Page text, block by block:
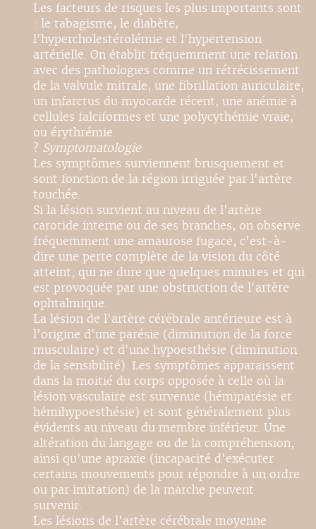
Les facteurs de risques les plus importants sont
: le tabagisme, le diabète,
l'hypercholestérolémie et l'hypertension
artérielle. On établit fréquemment une relation
avec des pathologies comme un rétrécissement
de la valvule mitrale, une fibrillation auriculaire,
un infarctus du myocarde récent, une anémie à
cellules falciformes et une polycythémie vraie,
ou érythrémie.
? Symptomatologie
Les symptômes surviennent brusquement et
sont fonction de la région irriguée par l'artère
touchée.
Si la lésion survient au niveau de l'artère
carotide interne ou de ses branches, on observe
fréquemment une amaurose fugace, c'est-à-
dire une perte complète de la vision du côté
atteint, qui ne dure que quelques minutes et qui
est provoquée par une obstruction de l'artère
ophtalmique.
La lésion de l'artère cérébrale antérieure est à
l'origine d'une parésie (diminution de la force
musculaire) et d'une hypoesthésie (diminution
de la sensibilité). Les symptômes apparaissent
dans la moitié du corps opposée à celle où la
lésion vasculaire est survenue (hémiparésie et
hémihypoesthésie) et sont généralement plus
évidents au niveau du membre inférieur. Une
altération du langage ou de la compréhension,
ainsi qu'une apraxie (incapacité d'exécuter
certains mouvements pour répondre à un ordre
ou par imitation) de la marche peuvent
survenir.
Les lésions de l'artère cérébrale moyenne